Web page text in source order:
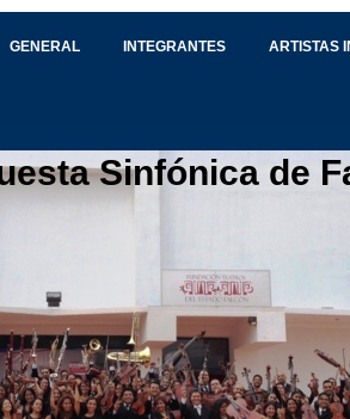
GENERAL INTEGRANTES ARTISTAS
Sinfónica de